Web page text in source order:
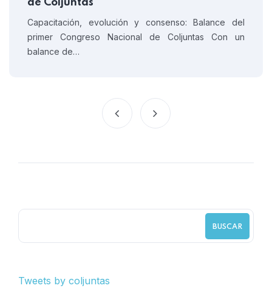
de Coljuntas
Capacitación, evolución y consenso: Balance del
primer Congreso Nacional de Coljuntas Con un
balance de…
BUSCAR
Tweets by coljuntas